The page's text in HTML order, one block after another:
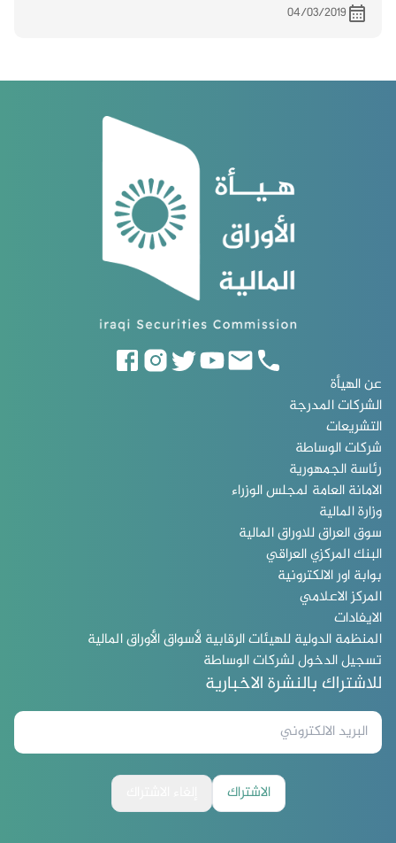
04/03/2019
عن الهيأة
الشركات المدرجة
التشريعات
شركات الوساطة
رئاسة الجمهورية
الامانة العامة لمجلس الوزراء
وزارة المالية
سوق العراق للاوراق المالية
البنك المركزي العراقي
بوابة اور الالكترونية
المركز الاعلامي
الايفادات
المنظمة الدولية للهيئات الرقابية لأسواق الأوراق المالية
تسجيل الدخول لشركات الوساطة
للاشتراك بالنشرة الاخبارية
الاشتراك